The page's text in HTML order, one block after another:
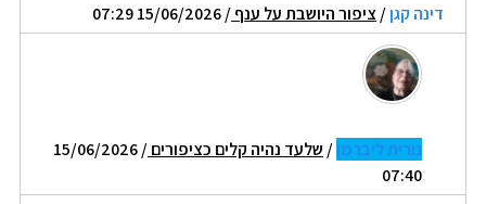
דינה קגן/ ציפור היושבת על ענף/ 15/06/2026 07:29
נורית ליברמן/ שלעד נהיה קלים כציפורים
/ 15/06/2026
07:40